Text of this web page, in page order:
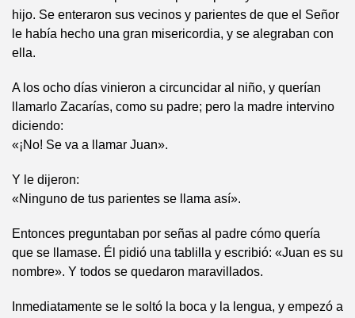
hijo. Se enteraron sus vecinos y parientes de que el Señor
le había hecho una gran misericordia, y se alegraban con
ella.
A los ocho días vinieron a circuncidar al niño, y querían
llamarlo Zacarías, como su padre; pero la madre intervino
diciendo:
«¡No! Se va a llamar Juan».
Y le dijeron:
«Ninguno de tus parientes se llama así».
Entonces preguntaban por señas al padre cómo quería
que se llamase. Él pidió una tablilla y escribió: «Juan es su
nombre». Y todos se quedaron maravillados.
Inmediatamente se le soltó la boca y la lengua, y empezó a